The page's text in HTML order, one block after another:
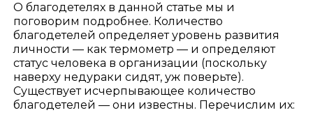
О благодетелях в данной статье мы и
поговорим подробнее. Количество
благодетелей определяет уровень развития
личности — как термометр — и определяют
статус человека в организации (поскольку
наверху недураки сидят, уж поверьте).
Существует исчерпывающее количество
благодетелей — они известны. Перечислим их: